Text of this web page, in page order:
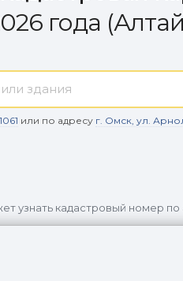
года
или по адресу г. Омск, ул.
узнать кадастровый номер